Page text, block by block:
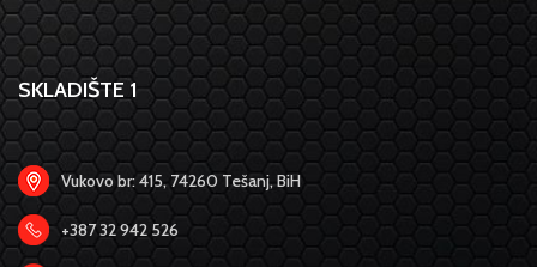
SKLADIŠTE 1
Vukovo br: 415, 74260 Tešanj, BiH
+387 32 942 526